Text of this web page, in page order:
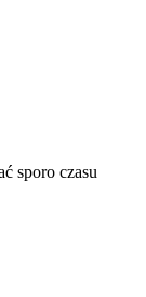
sporo czasu